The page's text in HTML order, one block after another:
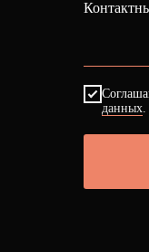
данных